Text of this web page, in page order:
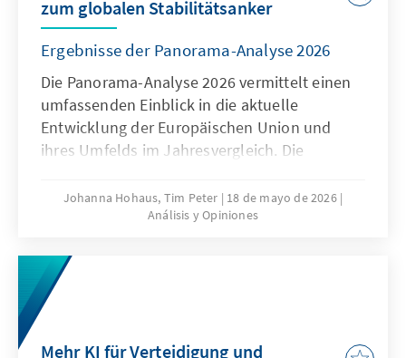
zum globalen Stabilitätsanker
Ergebnisse der Panorama-Analyse 2026
Die Panorama-Analyse 2026 vermittelt einen
umfassenden Einblick in die aktuelle
Entwicklung der Europäischen Union und
ihres Umfelds im Jahresvergleich. Die
multithematische Standortbestimmung in
den Bereichen Innovation und
Ausrichtung der Mitgliedstaaten und Globales
Umfeld. Durch die Verwendung qualitativer
und quantitativer Indikatoren gibt sie
Johanna Hohaus, Tim Peter
18 de mayo de 2026
Análisis y Opiniones
Mehr KI für Verteidigung und